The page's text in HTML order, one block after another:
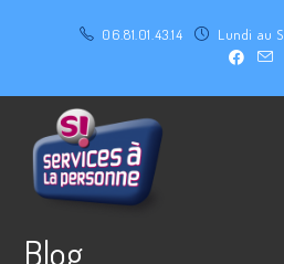
06.81.01.43.14 Lundi au
Blog